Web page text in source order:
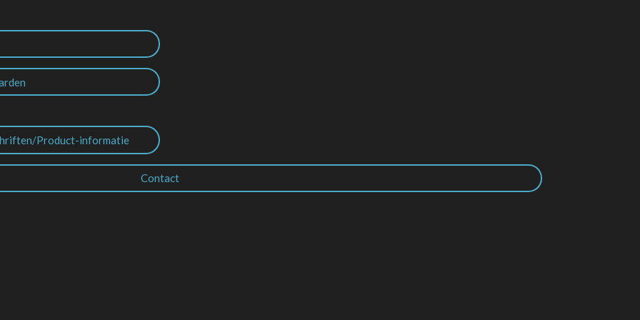
Product-informatie
Contact